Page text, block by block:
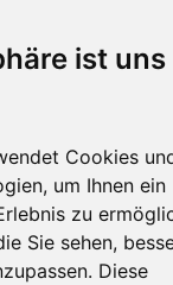
ist uns
Cookies
um Ihnen ein
zu
Sie sehen,
Diese